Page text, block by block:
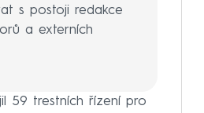
s postoji redakce
a externích
59 trestních řízení pro